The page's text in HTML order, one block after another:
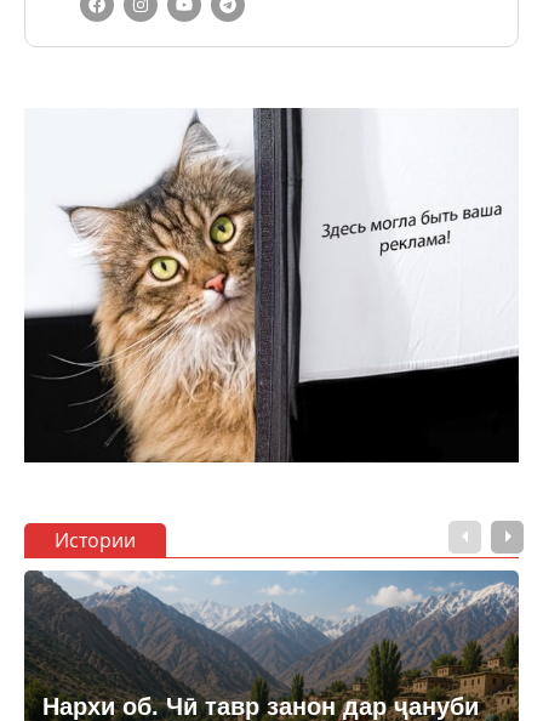
Истории
Нархи об. Чӣ тавр занон дар ҷануби